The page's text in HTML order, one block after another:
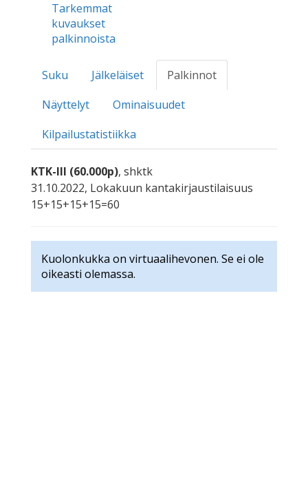
Tarkemmat
kuvaukset
palkinnoista
Suku Jälkeläiset
Palkinnot
Näyttelyt
Ominaisuudet
Kilpailustatistiikka
KTK-III (60.000p), shktk
31.10.2022, Lokakuun kantakirjaustilaisuus
15+15+15+15=60
Kuolonkukka on virtuaalihevonen. Se ei ole
oikeasti olemassa.